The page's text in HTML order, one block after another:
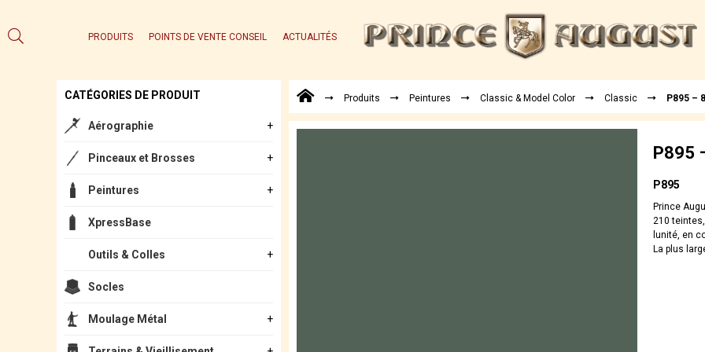
PRODUITS POINTS DE VENTE CONSEIL ACTUALITÉS
CATÉGORIES DE PRODUIT
Aérographie
Pinceaux et Brosses
Peintures
XpressBase
Outils & Colles
Socles
Moulage Métal
Produits Peintures Classic & Model Color Classic P895 –
P895
P895
Prince
210
lunité, en
La plus